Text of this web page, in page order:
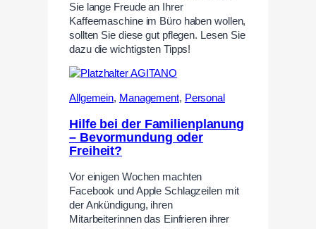
Sie lange Freude an Ihrer
Kaffeemaschine im Büro haben wollen,
sollten Sie diese gut pflegen. Lesen Sie
dazu die wichtigsten Tipps!
Allgemein, Management, Personal
Hilfe bei der Familienplanung
– Bevormundung oder
Freiheit?
Vor einigen Wochen machten
Facebook und Apple Schlagzeilen mit
der Ankündigung, ihren
Mitarbeiterinnen das Einfrieren ihrer